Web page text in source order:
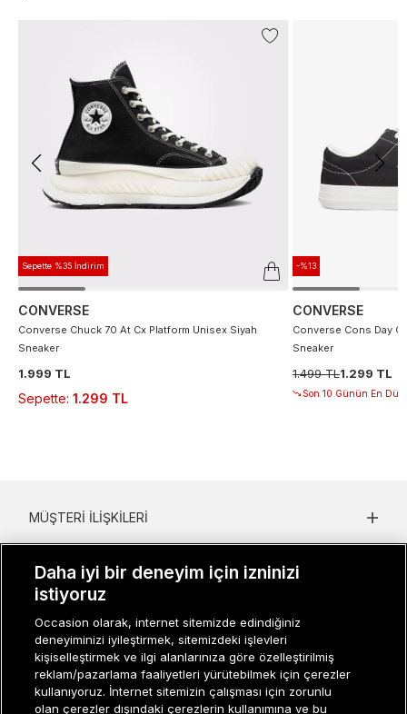
Sepette %35 İndirim
CONVERSE
Converse Chuck 70 At Cx Platform Unisex Siyah
Sneaker
1.999 TL
Sepette: 1.299 TL
-%13
CONVERSE
Converse Cons Day
Sneaker
1.499 TL1.299 TL
Son 10 Günün En
MÜŞTERI İLIŞKILERI
KADIN KATEGORILER
GRUP MARKALAR
ERKEK KATEGORILER
Daha iyi bir deneyim için izninizi
istiyoruz
Occasion olarak, internet sitemizde edindiğiniz
deneyiminizi iyileştirmek, sitemizdeki işlevleri
kişiselleştirmek ve ilgi alanlarınıza göre özelleştirilmiş
reklam/pazarlama faaliyetleri yürütebilmek için çerezler
kullanıyoruz. İnternet sitemizin çalışması için zorunlu
olan çerezler dışındaki çerezlerin kullanımına ve bu